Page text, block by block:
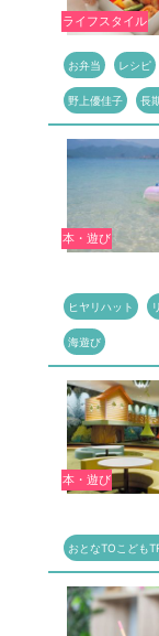
ライフスタイル
お弁当 レシピ
野上優佳子 長
本・遊び
ヒヤリハット
海遊び
本・遊び
おとなTOこども